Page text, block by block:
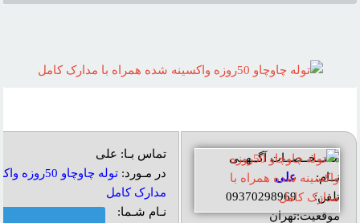
مشــخــصــات آگــهــی
نــام:
علی
تلفن:
09370298969
موقعیت:تهران
تماس بـا: علی
در مـورد:
توله چاوچاو
مدارک کامل
نـام شـما: